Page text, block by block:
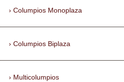
Columpios Monoplaza
Columpios Biplaza
Multicolumpios